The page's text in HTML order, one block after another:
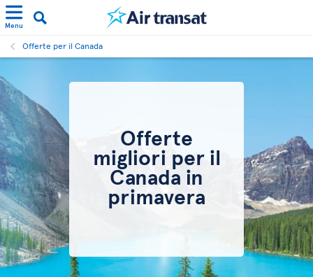
Menu
Offerte per il Canada
Offerte
migliori per il
Canada in
primavera